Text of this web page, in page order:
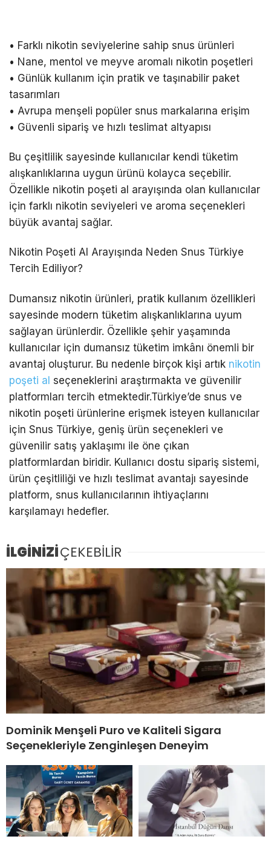
• Farklı nikotin seviyelerine sahip snus ürünleri
• Nane, mentol ve meyve aromalı nikotin poşetleri
• Günlük kullanım için pratik ve taşınabilir paket
tasarımları
• Avrupa menşeli popüler snus markalarına erişim
• Güvenli sipariş ve hızlı teslimat altyapısı
Bu çeşitlilik sayesinde kullanıcılar kendi tüketim
alışkanlıklarına uygun ürünü kolayca seçebilir.
Özellikle nikotin poşeti al arayışında olan kullanıcılar
için farklı nikotin seviyeleri ve aroma seçenekleri
büyük avantaj sağlar.
Nikotin Poşeti Al Arayışında Neden Snus Türkiye
Tercih Ediliyor?
Dumansız nikotin ürünleri, pratik kullanım özellikleri
sayesinde modern tüketim alışkanlıklarına uyum
sağlayan ürünlerdir. Özellikle şehir yaşamında
kullanıcılar için dumansız tüketim imkânı önemli bir
avantaj oluşturur. Bu nedenle birçok kişi artık nikotin
poşeti al seçeneklerini araştırmakta ve güvenilir
platformları tercih etmektedir.Türkiye’de snus ve
nikotin poşeti ürünlerine erişmek isteyen kullanıcılar
için Snus Türkiye, geniş ürün seçenekleri ve
güvenilir satış yaklaşımı ile öne çıkan
platformlardan biridir. Kullanıcı dostu sipariş sistemi,
ürün çeşitliliği ve hızlı teslimat avantajı sayesinde
platform, snus kullanıcılarının ihtiyaçlarını
karşılamayı hedefler.
İLGİNİZİÇEKEBİLİR
Dominik Menşeli Puro ve Kaliteli Sigara
Seçenekleriyle Zenginleşen Deneyim